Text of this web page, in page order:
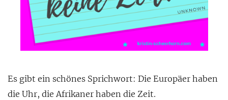
Es gibt ein schönes Sprichwort: Die Europäer haben
die Uhr, die Afrikaner haben die Zeit.